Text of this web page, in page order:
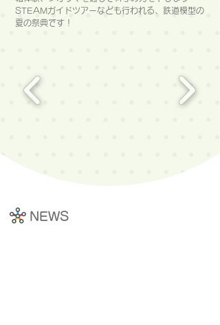
STEAMガイドツアーなども行われる、鉄道模型の
夏の祭典です！
​NEWS